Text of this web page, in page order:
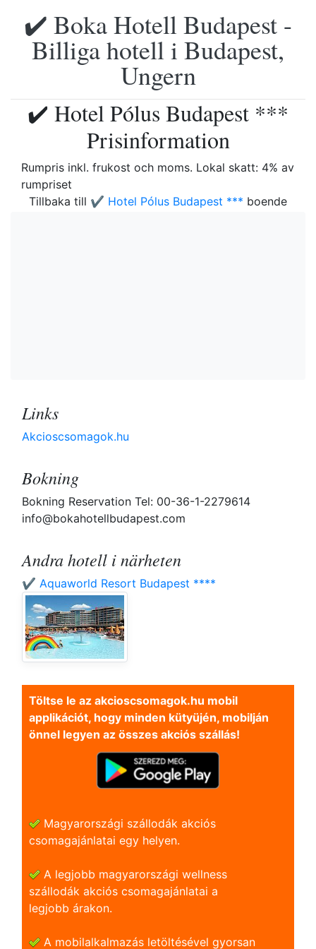
✔️ Boka Hotell Budapest -
Billiga hotell i Budapest,
Ungern
✔️ Hotel Pólus Budapest ***
Prisinformation
Rumpris inkl. frukost och moms. Lokal skatt: 4% av
rumpriset
Tillbaka till ✔️ Hotel Pólus Budapest *** boende
Links
Akcioscsomagok.hu
Bokning
Bokning Reservation Tel: 00-36-1-2279614
info@bokahotellbudapest.com
Andra hotell i närheten
✔️ Aquaworld Resort Budapest ****
Töltse le az akcioscsomagok.hu mobil
applikációt, hogy minden kütyüjén, mobilján
önnel legyen az összes akciós szállás!
Magyarországi szállodák akciós
csomagajánlatai egy helyen.
A legjobb magyarországi wellness
szállodák akciós csomagajánlatai a
legjobb árakon.
A mobilalkalmazás letöltésével gyorsan